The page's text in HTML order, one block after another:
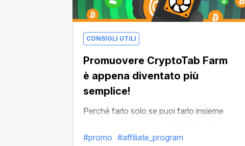
CONSIGLI UTILI
Promuovere CryptoTab Farm
è appena diventato più
semplice!
Perché farlo solo se puoi farlo insieme
Bene, con il nostroAffiliate Program
#promo #affiliate_program